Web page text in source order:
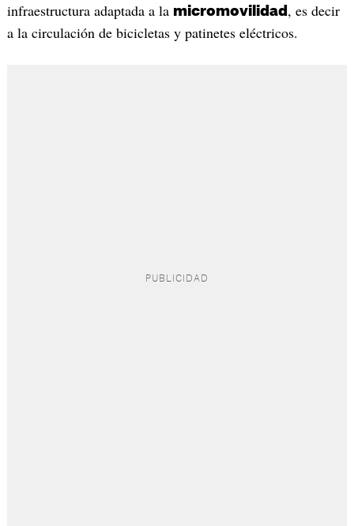
infraestructura adaptada a la micromovilidad , es decir
a la circulación de bicicletas y patinetes eléctricos.